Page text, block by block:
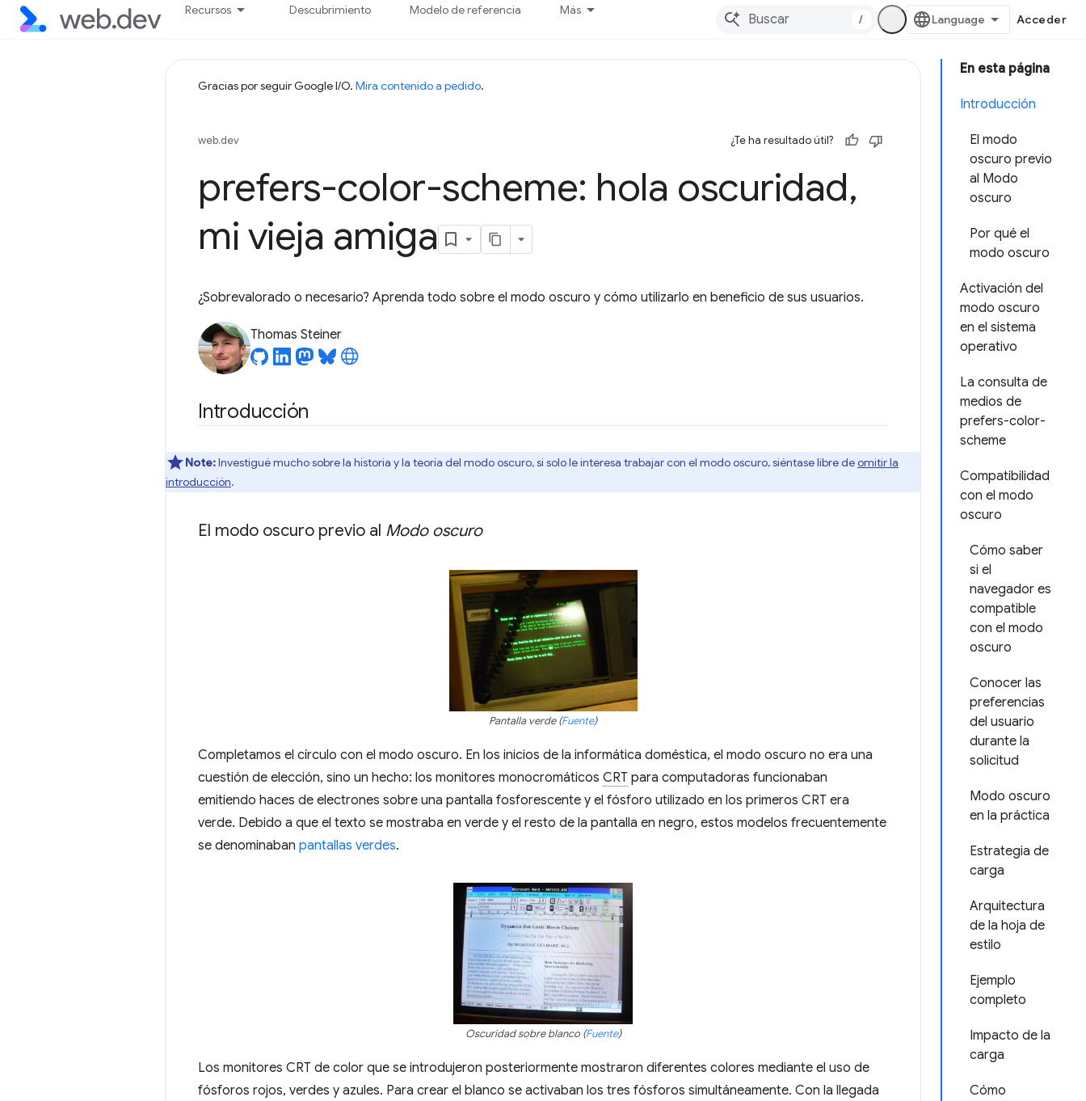
Recursos Descubrimiento Modelo de referencia Más
/ Acceder
En esta página
Introducción
El modo
oscuro previo
al Modo
oscuro
Por qué el
modo oscuro
Activación del
modo oscuro
en el sistema
operativo
La consulta de
medios de
prefers-color-
scheme
Compatibilidad
con el modo
oscuro
Cómo saber
si el
navegador es
compatible
con el modo
oscuro
Conocer las
preferencias
del usuario
durante la
solicitud
Modo oscuro
en la práctica
Estrategia de
carga
Arquitectura
de la hoja de
estilo
Ejemplo
completo
Impacto de la
carga
Cómo
Gracias por seguir Google I/O. Mira contenido a pedido.
web.dev ¿Te ha resultado útil?
prefers-color-scheme: hola oscuridad,
mi vieja amiga
¿Sobrevalorado o necesario? Aprenda todo sobre el modo oscuro y cómo utilizarlo en beneficio de sus usuarios.
Thomas Steiner
Introducción
Note:Investigué mucho sobre la historia y la teoría del modo oscuro, si solo le interesa trabajar con el modo oscuro, siéntase libre deomitir la
introducción.
El modo oscuro previo al Modo oscuro
Pantalla verde (Fuente)
Completamos el círculo con el modo oscuro. En los inicios de la informática doméstica, el modo oscuro no era una
cuestión de elección, sino un hecho: los monitores monocromáticos CRT para computadoras funcionaban
emitiendo haces de electrones sobre una pantalla fosforescente y el fósforo utilizado en los primeros CRT era
verde. Debido a que el texto se mostraba en verde y el resto de la pantalla en negro, estos modelos frecuentemente
se denominaban pantallas verdes.
Oscuridad sobre blanco (Fuente)
Los monitores CRT de color que se introdujeron posteriormente mostraron diferentes colores mediante el uso de
fósforos rojos, verdes y azules. Para crear el blanco se activaban los tres fósforos simultáneamente. Con la llegada